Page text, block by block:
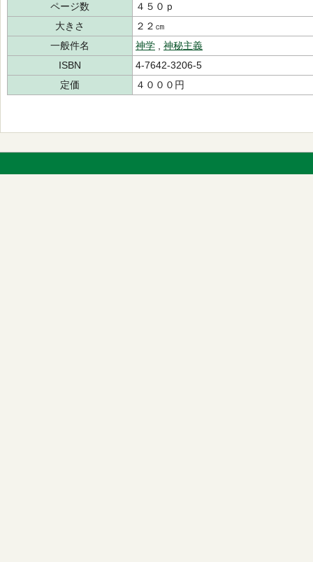
ページ数
４５０ｐ
大きさ
２２㎝
一般件名
神学
神秘主義
ISBN
4-7642-3206-5
定価
４０００円